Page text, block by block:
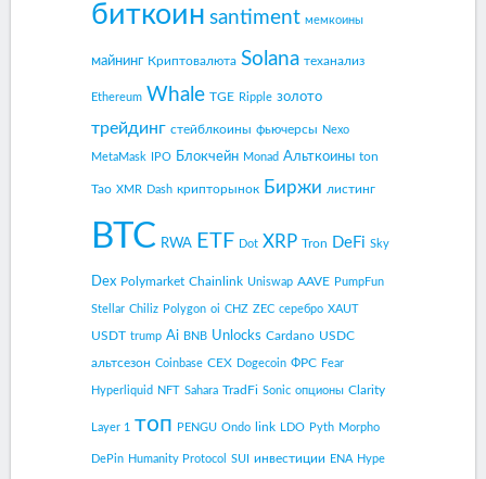
биткоин santiment мемкоины
майнинг Криптовалюта Solana теханализ
Ethereum Whale TGE Ripple золото
трейдинг стейблкоины фьючерсы Nexo
MetaMask IPO Блокчейн Monad Альткоины ton
Tao XMR Dash крипторынок Биржи листинг
BTC RWA ETF Dot XRP Tron DeFi Sky
Dex Polymarket Chainlink Uniswap AAVE PumpFun
Stellar Chiliz Polygon oi CHZ ZEC серебро XAUT
USDT trump Ai BNB Unlocks Cardano USDC
альтсезон Coinbase CEX Dogecoin ФРС Fear
Hyperliquid NFT Sahara TradFi Sonic опционы Clarity
Layer 1 топ PENGU Ondo link LDO Pyth Morpho
DePin Humanity Protocol SUI инвестиции ENA Hype